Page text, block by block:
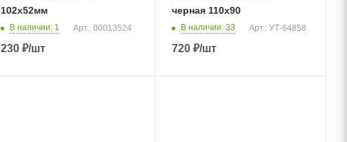
102х52мм
В наличии: 1 Арт.: 00013524
230₽/шт
черная 110х90
В наличии: 33 Арт.: УТ-64858
720₽/шт